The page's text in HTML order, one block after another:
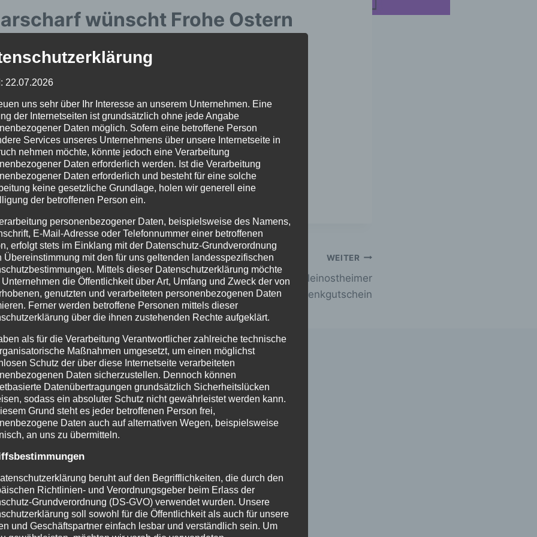
wünscht Frohe Ostern
Bitte rufen Sie mich an zur Terminvereinbarung.
Blanche
WEITER
Ideal fürs Osternest: Der Kleinostheimer
Geschenkgutschein
22.07.2026
uns sehr über Ihr Interesse an unserem Unternehmen. Eine
der Internetseiten ist grundsätzlich ohne jede Angabe
Daten möglich. Sofern eine betroffene Person
Services unseres Unternehmens über unsere Internetseite in
nehmen möchte, könnte jedoch eine Verarbeitung
Daten erforderlich werden. Ist die Verarbeitung
Daten erforderlich und besteht für eine solche
keine gesetzliche Grundlage, holen wir generell eine
der betroffenen Person ein.
personenbezogener Daten, beispielsweise des Namens,
E-Mail-Adresse oder Telefonnummer einer betroffenen
erfolgt stets im Einklang mit der Datenschutz-Grundverordnung
Übereinstimmung mit den für uns geltenden landesspezifischen
Mittels dieser Datenschutzerklärung möchte
Unternehmen die Öffentlichkeit über Art, Umfang und Zweck der von
genutzten und verarbeiteten personenbezogenen Daten
Ferner werden betroffene Personen mittels dieser
über die ihnen zustehenden Rechte aufgeklärt.
als für die Verarbeitung Verantwortlicher zahlreiche technische
Maßnahmen umgesetzt, um einen möglichst
Schutz der über diese Internetseite verarbeiteten
Daten sicherzustellen. Dennoch können
Datenübertragungen grundsätzlich Sicherheitslücken
sodass ein absoluter Schutz nicht gewährleistet werden kann.
Grund steht es jeder betroffenen Person frei,
Daten auch auf alternativen Wegen, beispielsweise
an uns zu übermitteln.
beruht auf den Begrifflichkeiten, die durch den
Richtlinien- und Verordnungsgeber beim Erlass der
Grundverordnung (DS-GVO) verwendet wurden. Unsere
soll sowohl für die Öffentlichkeit als auch für unsere
und Geschäftspartner einfach lesbar und verständlich sein. Um